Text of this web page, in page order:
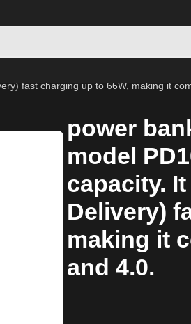
fast charging up to 66W, making it
power
model
capacity.
Delivery)
making it
and 4.0.